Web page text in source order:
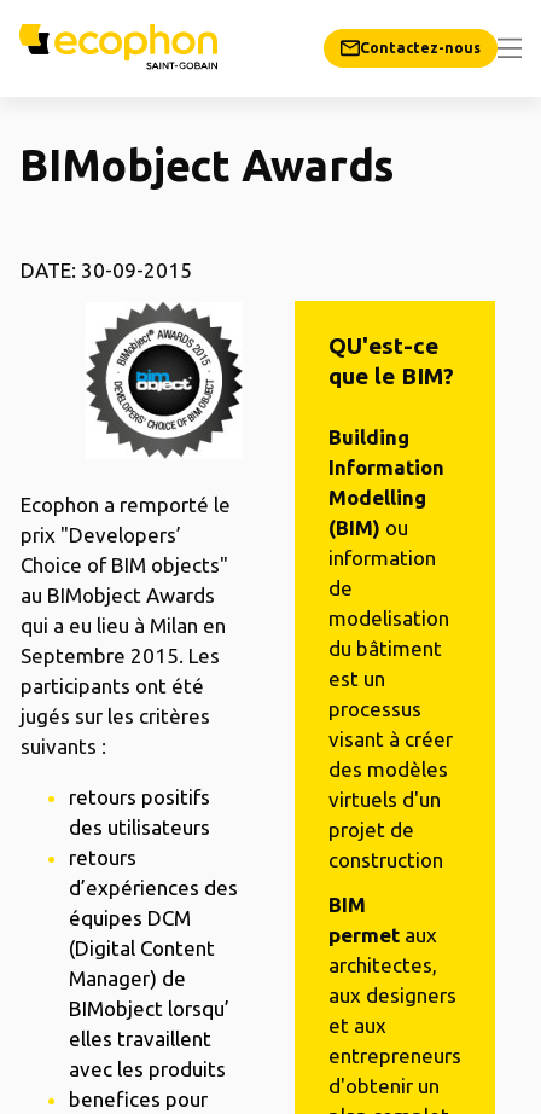
Contactez-nous
BIMobject Awards
DATE: 30-09-2015
Ecophon a remporté le
prix "Developers’
Choice of BIM objects"
au BIMobject Awards
qui a eu lieu à Milan en
Septembre 2015. Les
participants ont été
jugés sur les critères
suivants :
retours positifs
des utilisateurs
retours
d’expériences des
équipes DCM
(Digital Content
Manager) de
BIMobject lorsqu’
elles travaillent
avec les produits
benefices pour
QU'est-ce
que le BIM?
Building
Information
Modelling
(BIM) ou
information
de
modelisation
du bâtiment
est un
processus
visant à créer
des modèles
virtuels d'un
projet de
construction
BIM
permet aux
architectes,
aux designers
et aux
entrepreneurs
d'obtenir un